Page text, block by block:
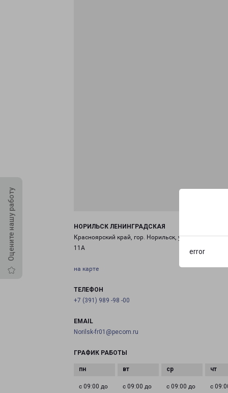
error
Оцените нашу работу
НОРИЛЬСК ЛЕНИНГРАДСКАЯ
Красноярский край, гор. Норильск,
11А
на карте
ТЕЛЕФОН
+7 (391) 989 -98 -00
EMAIL
Norilsk-fr01@pecom.ru
ГРАФИК РАБОТЫ
с 09:00 до
с 09:00 до
с 09:00 до
с